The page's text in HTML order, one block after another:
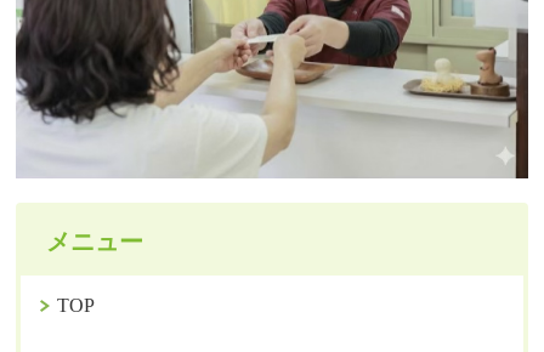
メニュー
TOP